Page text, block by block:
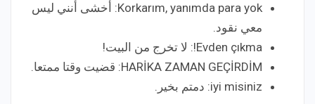
Korkarım, yanımda para yok: أخشى أنني ليس
معي نقود.
Evden çıkma!: لا تخرج من البيت!
HARİKA ZAMAN GEÇİRDİM: قضيت وقتا ممتعا.
iyi misiniz: دمتم بخير.